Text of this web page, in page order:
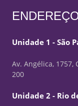
Unidade 1 - São
Av. Angélica, 1757,
200
Unidade 2 - Rio